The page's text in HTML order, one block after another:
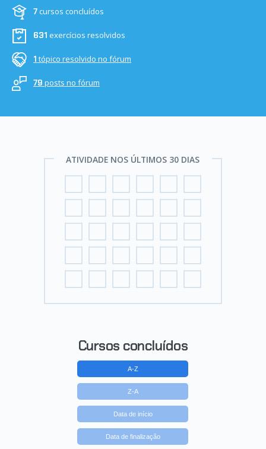
7cursos concluídos
631 exercícios resolvidos
1 tópico resolvido no fórum
79 posts no fórum
ATIVIDADE NOS ÚLTIMOS 30 DIAS
Cursos concluídos
A-Z
Z-A
Data de início
Data de finalização